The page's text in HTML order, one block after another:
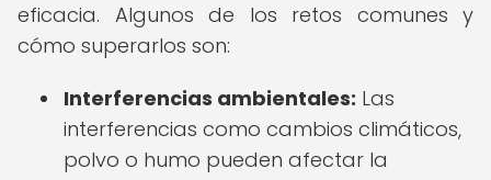
eficacia. Algunos de los retos comunes y
cómo superarlos son:
Interferencias ambientales: Las
interferencias como cambios climáticos,
polvo o humo pueden afectar la